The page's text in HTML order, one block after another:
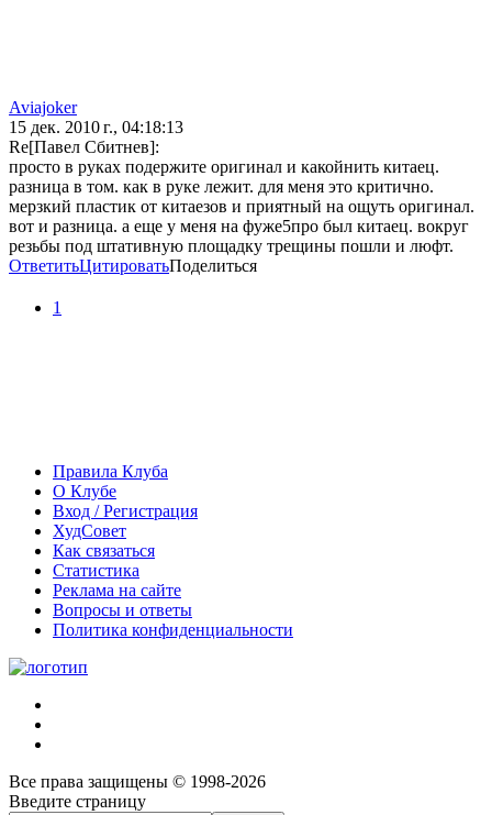
Aviajoker
15 дек. 2010 г., 04:18:13
Re[Павел Сбитнев]:
просто в руках подержите оригинал и какойнить китаец.
разница в том. как в руке лежит. для меня это критично.
мерзкий пластик от китаезов и приятный на ощуть оригинал.
вот и разница. а еще у меня на фуже5про был китаец. вокруг
резьбы под штативную площадку трещины пошли и люфт.
ОтветитьЦитироватьПоделиться
1
Правила Клуба
О Клубе
Вход / Регистрация
ХудСовет
Как связаться
Статистика
Реклама на сайте
Вопросы и ответы
Политика конфиденциальности
Все права защищены © 1998-2026
Введите страницу